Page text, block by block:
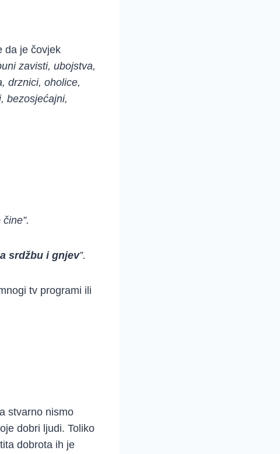
da je čovjek
zavisti, ubojstva,
drznici, oholice,
bezosjećajni,
srdžbu i gnjev”.
tv programi ili
stvarno nismo
dobri ljudi. Toliko
dobrota ih je